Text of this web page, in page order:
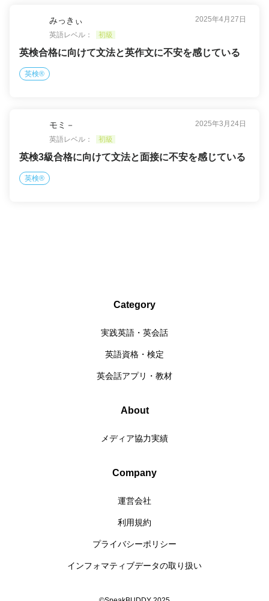
みっきぃ
2025年4月27日
英語レベル：
初級
英検合格に向けて文法と英作文に不安を感じている
英検®
モミ－
2025年3月24日
英語レベル：
初級
英検3級合格に向けて文法と面接に不安を感じている
英検®
Category
実践英語・英会話
英語資格・検定
英会話アプリ・教材
About
メディア協力実績
Company
運営会社
利用規約
プライバシーポリシー
インフォマティブデータの取り扱い